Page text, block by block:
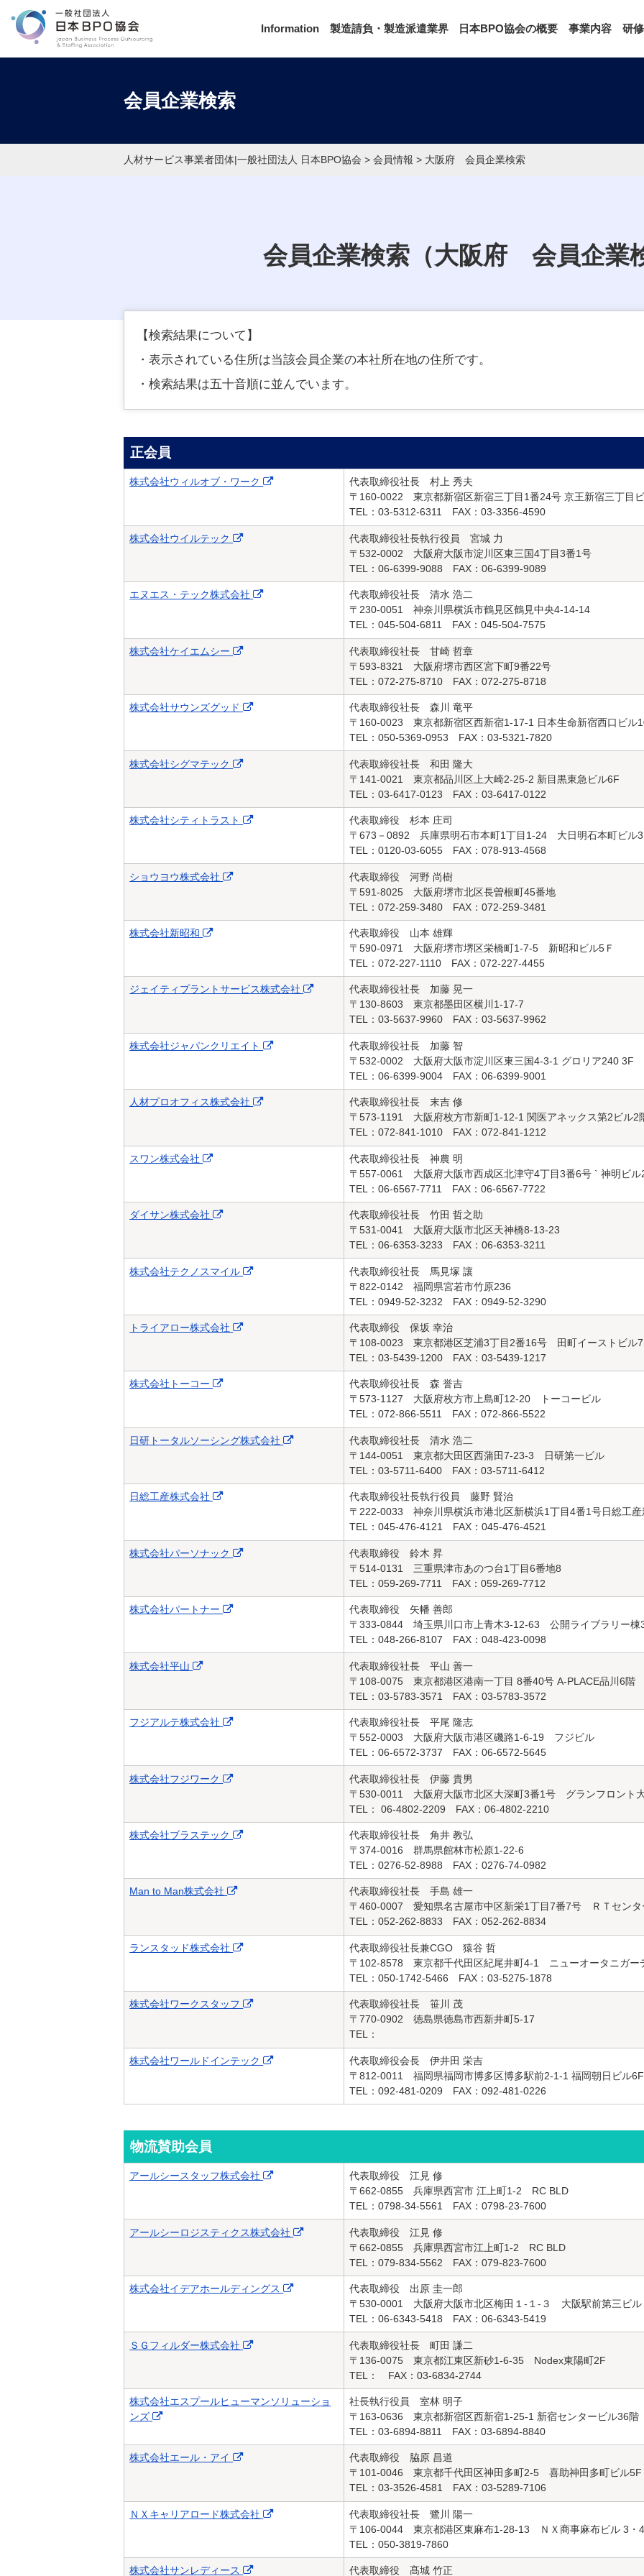
Information 製造請負・製造派遣業界 日本BPO協会の概要 事業内容 研
会員企業検索
人材サービス事業者団体|一般社団法人 日本BPO協会 > 会員情報 > 大阪府 会員企業検索
会員企業検索（大阪府 会員企業
【検索結果について】
・表示されている住所は当該会員企業の本社所在地の住所です。
・検索結果は五十音順に並んでいます。
正会員
株式会社ウィルオブ・ワーク
代表取締役社長 村上 秀夫
〒160-0022 東京都新宿区新宿三丁目1番24号 京王新宿三丁目
TEL：03-5312-6311 FAX：03-3356-4590
株式会社ウイルテック
代表取締役社長執行役員 宮城 力
〒532-0002 大阪府大阪市淀川区東三国4丁目3番1号
TEL：06-6399-9088 FAX：06-6399-9089
エヌエス・テック株式会社
代表取締役社長 清水 浩二
〒230-0051 神奈川県横浜市鶴見区鶴見中央4-14-14
TEL：045-504-6811 FAX：045-504-7575
株式会社ケイエムシー
代表取締役社長 甘崎 哲章
〒593-8321 大阪府堺市西区宮下町9番22号
TEL：072-275-8710 FAX：072-275-8718
株式会社サウンズグッド
代表取締役社長 森川 竜平
〒160-0023 東京都新宿区西新宿1-17-1 日本生命新宿西口ビル
TEL：050-5369-0953 FAX：03-5321-7820
株式会社シグマテック
代表取締役社長 和田 隆大
〒141-0021 東京都品川区上大崎2-25-2 新目黒東急ビル6F
TEL：03-6417-0123 FAX：03-6417-0122
株式会社シティトラスト
代表取締役 杉本 庄司
〒673－0892 兵庫県明石市本町1丁目1-24 大日明石本町ビル
TEL：0120-03-6055 FAX：078-913-4568
ショウヨウ株式会社
代表取締役 河野 尚樹
〒591-8025 大阪府堺市北区長曽根町45番地
TEL：072-259-3480 FAX：072-259-3481
株式会社新昭和
代表取締役 山本 雄輝
〒590-0971 大阪府堺市堺区栄橋町1-7-5 新昭和ビル5Ｆ
TEL：072-227-1110 FAX：072-227-4455
ジェイティプラントサービス株式会社
代表取締役社長 加藤 晃一
〒130-8603 東京都墨田区横川1-17-7
TEL：03-5637-9960 FAX：03-5637-9962
株式会社ジャパンクリエイト
代表取締役社長 加藤 智
〒532-0002 大阪府大阪市淀川区東三国4-3-1 グロリア240 3F
TEL：06-6399-9004 FAX：06-6399-9001
人材プロオフィス株式会社
代表取締役社長 末吉 修
〒573-1191 大阪府枚方市新町1-12-1 関医アネックス第2ビル2
TEL：072-841-1010 FAX：072-841-1212
スワン株式会社
代表取締役社長 神農 明
〒557-0061 大阪府大阪市西成区北津守4丁目3番6号 ` 神明ビル
TEL：06-6567-7711 FAX：06-6567-7722
ダイサン株式会社
代表取締役社長 竹田 哲之助
〒531-0041 大阪府大阪市北区天神橋8-13-23
TEL：06-6353-3233 FAX：06-6353-3211
株式会社テクノスマイル
代表取締役社長 馬見塚 讓
〒822-0142 福岡県宮若市竹原236
TEL：0949-52-3232 FAX：0949-52-3290
トライアロー株式会社
代表取締役 保坂 幸治
〒108-0023 東京都港区芝浦3丁目2番16号 田町イーストビル
TEL：03-5439-1200 FAX：03-5439-1217
株式会社トーコー
代表取締役社長 森 誉吉
〒573-1127 大阪府枚方市上島町12-20 トーコービル
TEL：072-866-5511 FAX：072-866-5522
日研トータルソーシング株式会社
代表取締役社長 清水 浩二
〒144-0051 東京都大田区西蒲田7-23-3 日研第一ビル
TEL：03-5711-6400 FAX：03-5711-6412
日総工産株式会社
代表取締役社長執行役員 藤野 賢治
〒222-0033 神奈川県横浜市港北区新横浜1丁目4番1号日総工産
TEL：045-476-4121 FAX：045-476-4521
株式会社パーソナック
代表取締役 鈴木 昇
〒514-0131 三重県津市あのつ台1丁目6番地8
TEL：059-269-7711 FAX：059-269-7712
株式会社パートナー
代表取締役 矢幡 善郎
〒333-0844 埼玉県川口市上青木3-12-63 公開ライブラリー棟
TEL：048-266-8107 FAX：048-423-0098
株式会社平山
代表取締役社長 平山 善一
〒108-0075 東京都港区港南一丁目 8番40号 A-PLACE品川6階
TEL：03-5783-3571 FAX：03-5783-3572
フジアルテ株式会社
代表取締役社長 平尾 隆志
〒552-0003 大阪府大阪市港区磯路1-6-19 フジビル
TEL：06-6572-3737 FAX：06-6572-5645
株式会社フジワーク
代表取締役社長 伊藤 貴男
〒530-0011 大阪府大阪市北区大深町3番1号 グランフロント
TEL： 06-4802-2209 FAX：06-4802-2210
株式会社ブラステック
代表取締役社長 角井 教弘
〒374-0016 群馬県館林市松原1-22-6
TEL：0276-52-8988 FAX：0276-74-0982
Man to Man株式会社
代表取締役社長 手島 雄一
〒460-0007 愛知県名古屋市中区新栄1丁目7番7号 ＲＴセンタ
TEL：052-262-8833 FAX：052-262-8834
ランスタッド株式会社
代表取締役社長兼CGO 猿谷 哲
〒102-8578 東京都千代田区紀尾井町4-1 ニューオータニガー
TEL：050-1742-5466 FAX：03-5275-1878
株式会社ワークスタッフ
代表取締役社長 笹川 茂
〒770-0902 徳島県徳島市西新井町5-17
TEL：
株式会社ワールドインテック
代表取締役会長 伊井田 栄吉
〒812-0011 福岡県福岡市博多区博多駅前2-1-1 福岡朝日ビル6F
TEL：092-481-0209 FAX：092-481-0226
物流賛助会員
アールシースタッフ株式会社
代表取締役 江見 修
〒662-0855 兵庫県西宮市 江上町1-2 RC BLD
TEL：0798-34-5561 FAX：0798-23-7600
アールシーロジスティクス株式会社
代表取締役 江見 修
〒662-0855 兵庫県西宮市江上町1-2 RC BLD
TEL：079-834-5562 FAX：079-823-7600
株式会社イデアホールディングス
代表取締役 出原 圭一郎
〒530-0001 大阪府大阪市北区梅田１-１-３ 大阪駅前第三ビ
TEL：06-6343-5418 FAX：06-6343-5419
ＳＧフィルダー株式会社
代表取締役社長 町田 謙二
〒136-0075 東京都江東区新砂1-6-35 Nodex東陽町2F
TEL： FAX：03-6834-2744
株式会社エスプールヒューマンソリューショ
ンズ
社長執行役員 室林 明子
〒163-0636 東京都新宿区西新宿1-25-1 新宿センタービル36階
TEL：03-6894-8811 FAX：03-6894-8840
株式会社エール・アイ
代表取締役 脇原 昌道
〒101-0046 東京都千代田区神田多町2-5 喜助神田多町ビル5F
TEL：03-3526-4581 FAX：03-5289-7106
ＮＸキャリアロード株式会社
代表取締役社長 鷺川 陽一
〒106-0044 東京都港区東麻布1-28-13 ＮＸ商事麻布ビル 3・
TEL：050-3819-7860
株式会社サンレディース 代表取締役 髙城 竹正